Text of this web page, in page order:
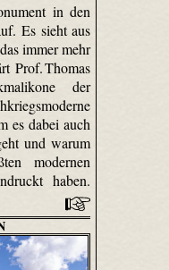
in den
Es sieht aus
immer mehr
Prof. Thomas
der
es dabei auch
und warum
modernen
haben.